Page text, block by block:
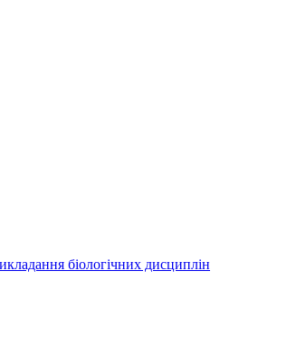
біологічних дисциплін